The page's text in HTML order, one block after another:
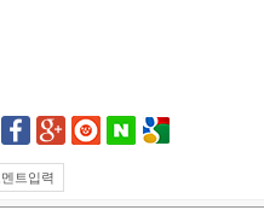
멘트입력